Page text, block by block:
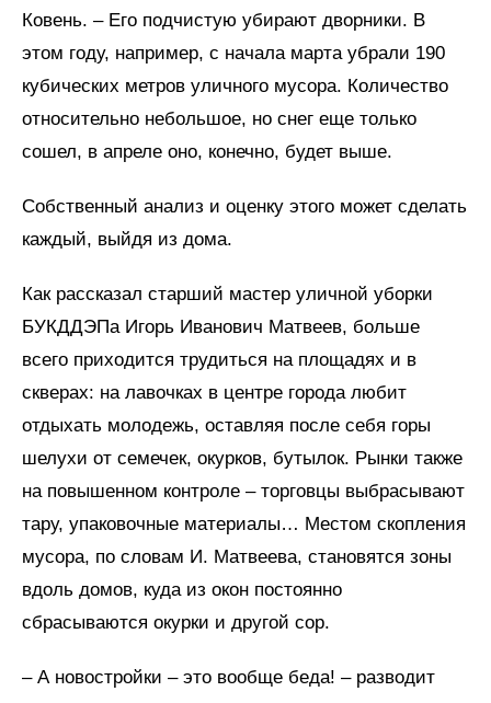
Ковень. – Его подчистую убирают дворники. В
этом году, например, с начала марта убрали 190
кубических метров уличного мусора. Количество
относительно небольшое, но снег еще только
сошел, в апреле оно, конечно, будет выше.
Собственный анализ и оценку этого может сделать
каждый, выйдя из дома.
Как рассказал старший мастер уличной уборки
БУКДДЭПа Игорь Иванович Матвеев, больше
всего приходится трудиться на площадях и в
скверах: на лавочках в центре города любит
отдыхать молодежь, оставляя после себя горы
шелухи от семечек, окурков, бутылок. Рынки также
на повышенном контроле – торговцы выбрасывают
тару, упаковочные материалы… Местом скопления
мусора, по словам И. Матвеева, становятся зоны
вдоль домов, куда из окон постоянно
сбрасываются окурки и другой сор.
– А новостройки – это вообще беда! – разводит